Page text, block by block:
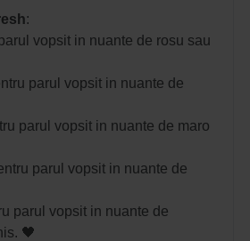
:
vopsit in nuante de rosu sau
parul vopsit in nuante de
parul vopsit in nuante de maro
parul vopsit in nuante de
parul vopsit in nuante de
🖤